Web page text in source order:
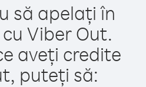
să apelați în
Viber Out.
aveți credite
puteți să: